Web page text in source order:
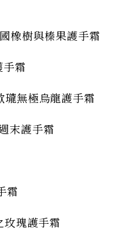
樹與榛果護手霜
霜
無極烏龍護手霜
末護手霜
霜
瑰護手霜